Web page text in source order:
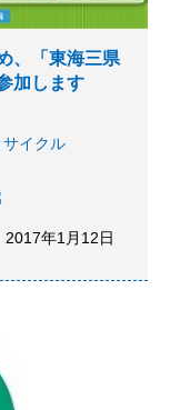
、「東海三県
加します
イクル
2017年1月12日